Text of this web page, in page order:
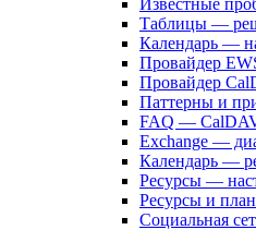
Известные
Таблицы —
Календарь —
Провайдер
Провайдер
Паттерны и
FAQ —
Exchange —
Календарь —
Ресурсы —
Ресурсы и
Социальная